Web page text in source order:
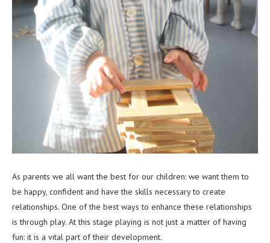
As parents we all want the best for our children: we want them to
be happy, confident and have the skills necessary to create
relationships. One of the best ways to enhance these relationships
is through play. At this stage playing is not just a matter of having
fun: it is a vital part of their development.